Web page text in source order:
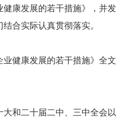
康发展的若干措施》，并发
合实际认真贯彻落实。
健康发展的若干措施》全文
和二十届二中、三中全会以